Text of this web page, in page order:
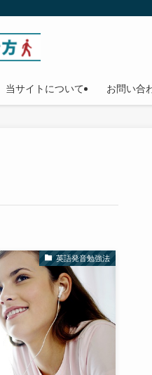
で英語をマスターする為の勉強
当サイトについて お問い合
英語発音勉強法